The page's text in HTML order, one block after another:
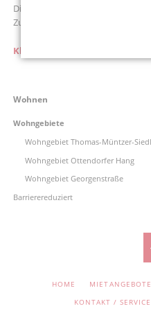
Dieser Inhalt eines
Zustimmung zu Drittanbieter-
Klicken Sie hier um Ihre
Navigation
Wohnen
Wohngebiete
Wohngebiet Thomas-Müntzer-
Wohngebiet Ottendorfer Hang
Wohngebiet Georgenstraße
Barrierereduziert
HOME MIETANGEBOTE
KONTAKT / SERVICE